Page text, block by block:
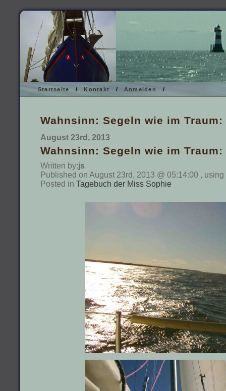
Startseite / Kontakt / Anmelden /
Wahnsinn: Segeln wie im
August 23rd, 2013
Wahnsinn: Segeln wie im
Written by:js
Published on August 23rd, 2013 @ 05:14:00 ,
Posted in Tagebuch der Miss Sophie